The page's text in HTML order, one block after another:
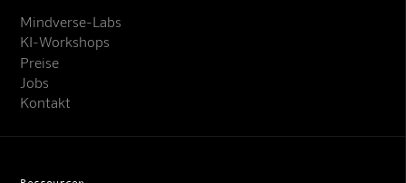
Mindverse-Labs
KI-Workshops
Preise
Jobs
Kontakt